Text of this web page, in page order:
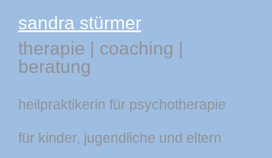
sandra stürmer
therapie
coaching
beratung
heilpraktikerin für psychotherapie
für kinder, jugendliche und eltern